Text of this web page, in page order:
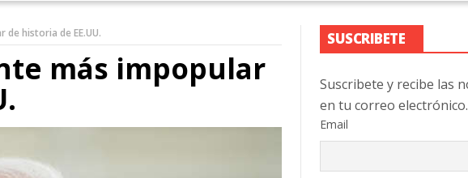
historia de EE.UU.
más impopular
SUSCRIBETE
Suscribete y recibe las
en tu correo electrónico.
Email